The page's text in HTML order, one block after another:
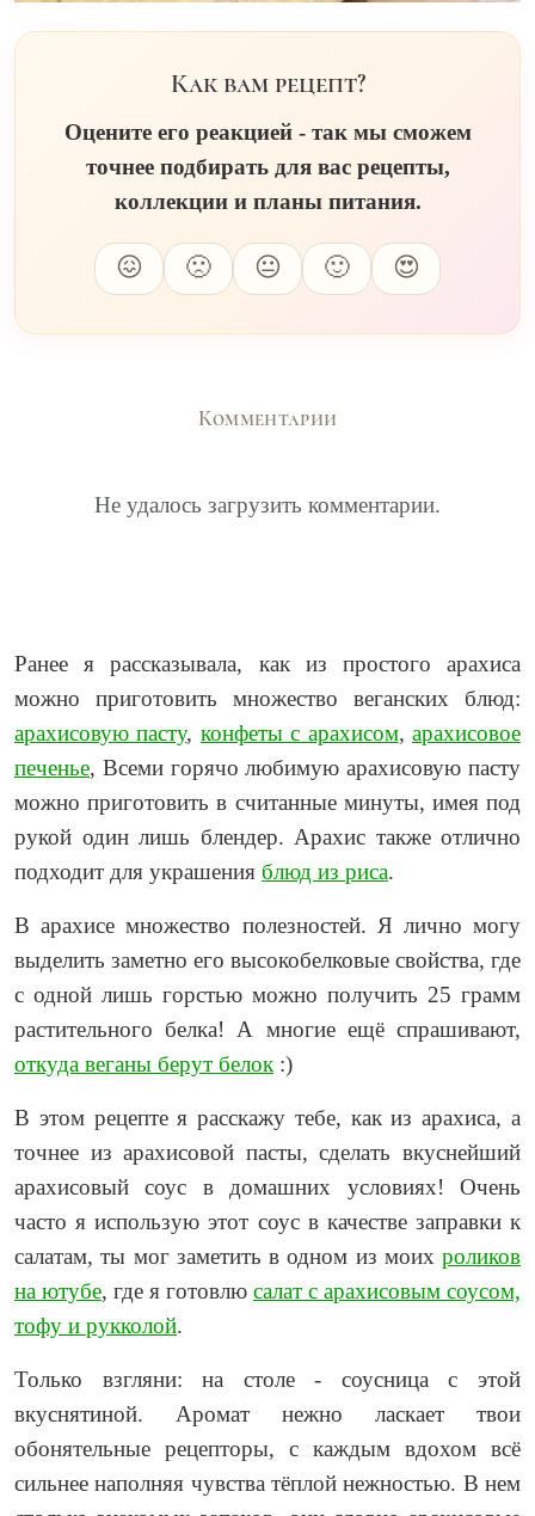
Как вам рецепт?
Оцените его реакцией - так мы сможем
точнее подбирать для вас рецепты,
коллекции и планы питания.
😖 🙁 😐 🙂 😍
Комментарии
Не удалось загрузить комментарии.
Ранее я рассказывала, как из простого арахиса
можно приготовить множество веганских блюд:
арахисовую пасту, конфеты с арахисом,арахисовое
печенье, Всеми горячо любимую арахисовую пасту
можно приготовить в считанные минуты, имея под
рукой один лишь блендер. Арахис также отлично
подходит для украшения блюд из риса.
В арахисе множество полезностей. Я лично могу
выделить заметно его высокобелковые свойства, где
с одной лишь горстью можно получить 25 грамм
растительного белка! А многие ещё спрашивают,
откуда веганы берут белок :)
В этом рецепте я расскажу тебе, как из арахиса, а
точнее из арахисовой пасты, сделать вкуснейший
арахисовый соус в домашних условиях! Очень
часто я использую этот соус в качестве заправки к
салатам, ты мог заметить в одном из моих роликов
на ютубе, где я готовлю салат с арахисовым соусом,
тофу и рукколой.
Только взгляни: на столе - соусница с этой
вкуснятиной. Аромат нежно ласкает твои
обонятельные рецепторы, с каждым вдохом всё
сильнее наполняя чувства тёплой нежностью. В нем